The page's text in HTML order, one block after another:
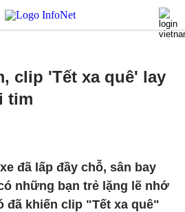
clip 'Tết xa quê' lay
tim
đã lấp đầy chỗ, sân bay
những bạn trẻ lặng lẽ nhớ
đã khiến clip "Tết xa quê"